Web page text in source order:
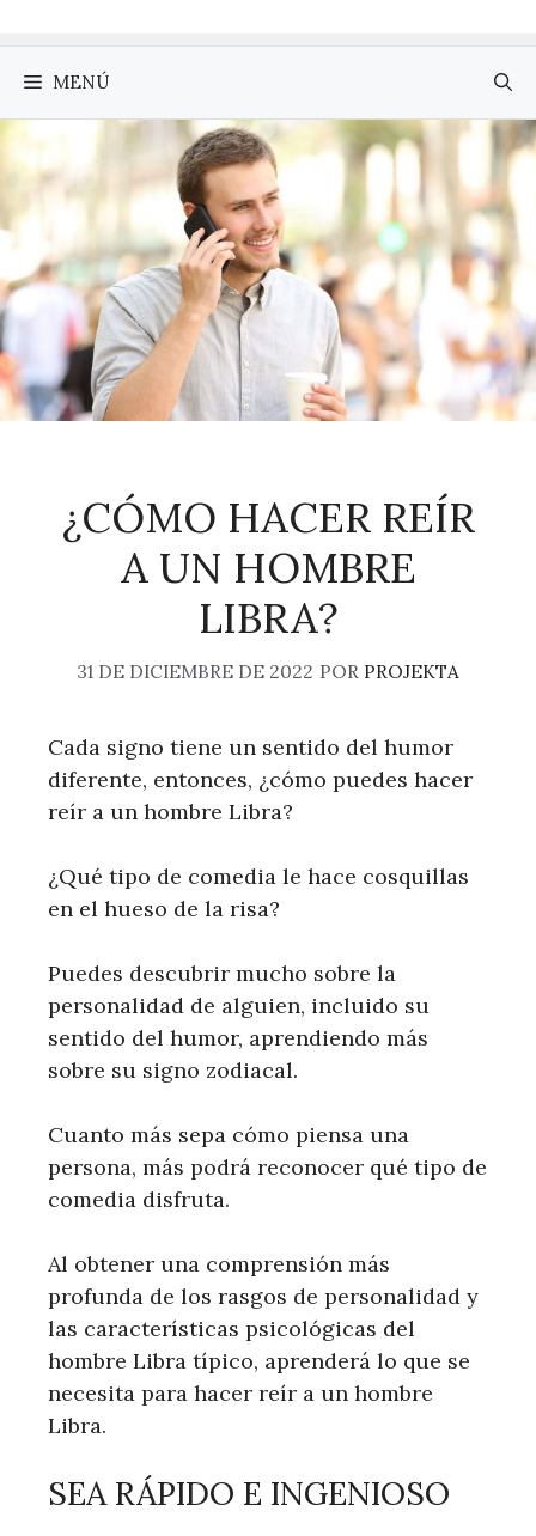
MENÚ
¿CÓMO HACER REÍR
A UN HOMBRE
LIBRA?
31 DE DICIEMBRE DE 2022 POR PROJEKTA
Cada signo tiene un sentido del humor
diferente, entonces, ¿cómo puedes hacer
reír a un hombre Libra?
¿Qué tipo de comedia le hace cosquillas
en el hueso de la risa?
Puedes descubrir mucho sobre la
personalidad de alguien, incluido su
sentido del humor, aprendiendo más
sobre su signo zodiacal.
Cuanto más sepa cómo piensa una
persona, más podrá reconocer qué tipo de
comedia disfruta.
Al obtener una comprensión más
profunda de los rasgos de personalidad y
las características psicológicas del
hombre Libra típico, aprenderá lo que se
necesita para hacer reír a un hombre
Libra.
SEA RÁPIDO E INGENIOSO